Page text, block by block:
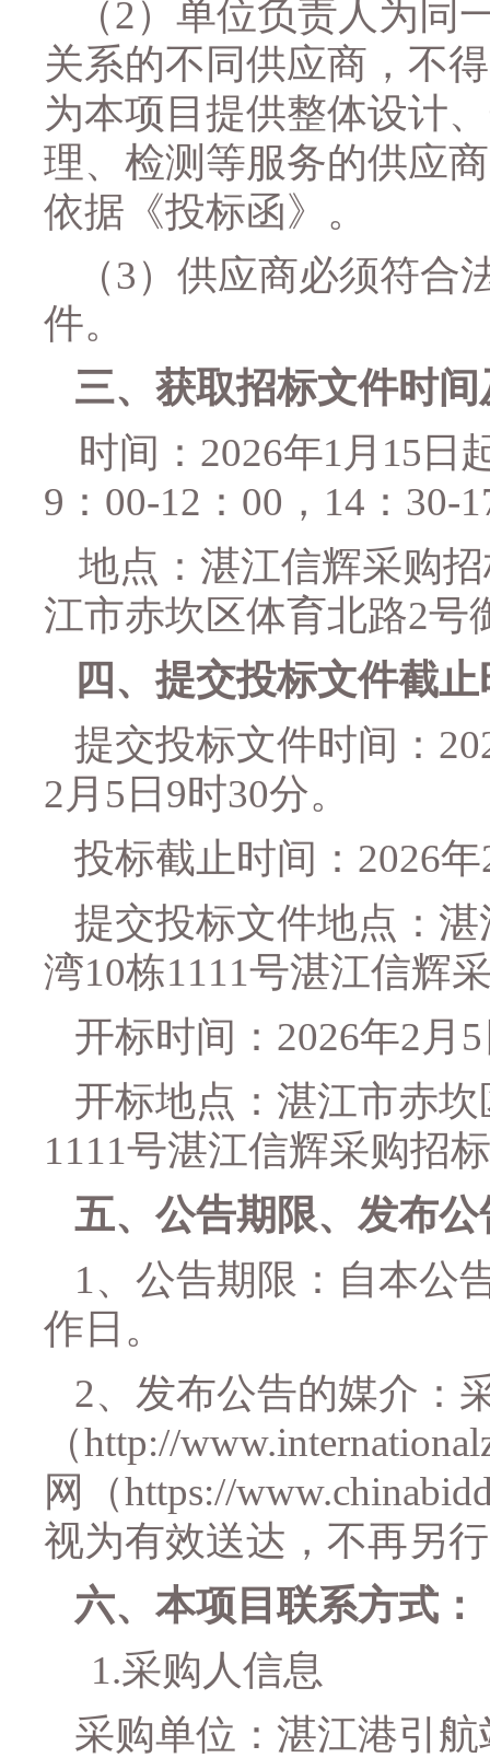
（2）单位负责人为同
关系的不同供应商，不
为本项目提供整体设计
理、检测等服务的供应
依据《投标函》 。
（3） 供应商必须符合
件。
三、 获取招标文件时间
时间： 2026年1 月 15 日
9：00-12：00，14： 30-
地点： 湛江信辉采购
江市赤坎区体育北路2号
四、提交投标文件截
提交投标文件时间：
2月5日 9时30分。
投标截止时间： 2026
提交投标文件地点： 湛
湾10栋1111号湛江信辉
开标时间： 2026年2月
开标地点： 湛江市赤
1111号湛江信辉采购招
五、 公告期限、发布
1、公告期限：自本公
作日。
2、发布公告的媒介：
（http://
网（https://
视为有效送达，不再另
六、 本项目联系方式：
1.采购人信息
采购单位： 湛江港引航